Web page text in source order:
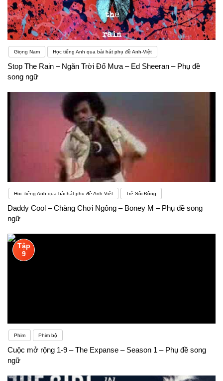
Giọng Nam Học tiếng Anh qua bài hát phụ đề Anh-Việt
Stop The Rain – Ngăn Trời Đổ Mưa – Ed Sheeran – Phụ đề
song ngữ
Học tiếng Anh qua bài hát phụ đề Anh-Việt Trẻ Sôi Động
Daddy Cool – Chàng Chơi Ngông – Boney M – Phụ đề song
ngữ
Tập
9
Phim Phim bộ
Cuộc mở rộng 1-9 – The Expanse – Season 1 – Phụ đề song
ngữ